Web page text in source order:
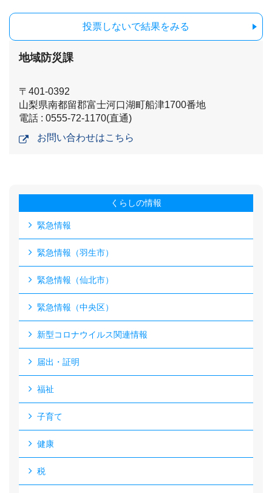
投票しないで結果をみる
地域防災課
〒401-0392
山梨県南都留郡富士河口湖町船津1700番地
電話 : 0555-72-1170(直通)
お問い合わせはこちら
くらしの情報
緊急情報
緊急情報（羽生市）
緊急情報（仙北市）
緊急情報（中央区）
新型コロナウイルス関連情報
届出・証明
福祉
子育て
健康
税